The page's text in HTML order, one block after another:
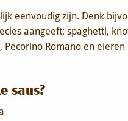
eenvoudig zijn. Denk
aangeeft; spaghetti,
Romano en
saus?